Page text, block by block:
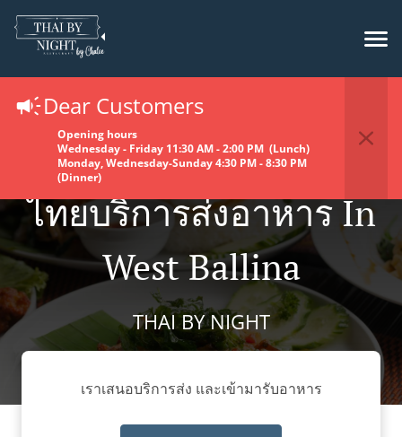
Dear Customers
Opening hours
Wednesday - Friday 11:30 AM - 2:00 PM (Lunch)
Monday, Wednesday-Sunday 4:30 PM - 8:30 PM
(Dinner)
ไทยบริการส่งอาหาร In
West Ballina
THAI BY NIGHT
เราเสนอบริการส่ง และเข้ามารับอาหาร